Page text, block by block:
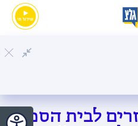
לבית הספר